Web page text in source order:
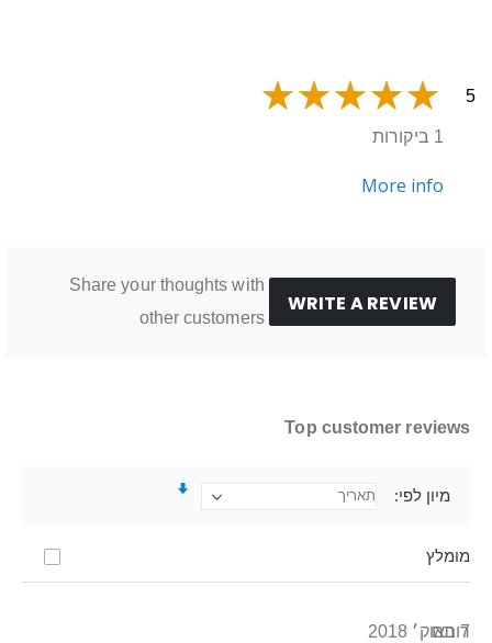
5
1 ביקורות
More info
WRITE A REVIEW
Share your thoughts with
other customers
Top customer reviews
מומלץ
מיון לפי
רותם
7 באוק׳ 2018